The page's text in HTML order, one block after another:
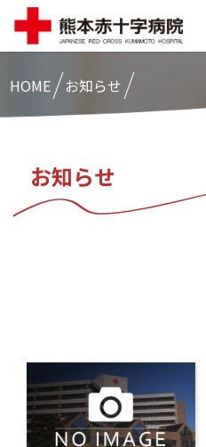
HOME お知らせ
お知らせ